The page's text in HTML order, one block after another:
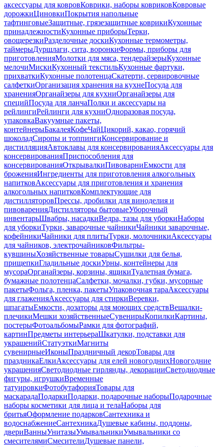
аксессуары для ковровКоврики, наборы ковриковКовровые
дорожкиЦиновкиПокрытия напольные
тафтинговыеЗащитные, грязезащитные коврикиКухонные
принадлежностиКухонные приборыТерки,
овощерезкиРазделочные доскиКухонные термометры,
таймерыДуршлаги, сита, воронкиФормы, приборы для
приготовленияМолотки для мяса, тендерайзерыКухонные
мелочиМискиКухонный текстильКухонные фартуки,
прихваткиКухонные полотенцаСкатерти, сервировочные
салфеткиОрганизация хранения на кухнеПосуда для
храненияОрганайзеры для кухниОрганайзеры для
специйПосуда для ланчаПолки и аксессуары на
рейлингиРейлинги для кухниОдноразовая посуда,
упаковкаВакуумные пакеты,
контейнерыБакалеяКофеЧайЦикорий, какао, горячий
шоколадСиропы и топпингиКонсервирование и
дистилляцияАвтоклавы для консервированияАксессуары для
консервированияПриспособления для
консервированияОткрывалкиПивоварниЕмкости для
броженияИнгредиенты для приготовления алкогольных
напитковАксессуары для приготовления и хранения
алкогольных напитковКомплектующие для
дистилляторовПрессы, дробилки для виноделия и
пивоваренияДистилляторы бытовыеУборочный
инвентарьШвабры, насадкиВедра, тазы для уборкиНаборы
для уборкиТурки, заварочные чайникиЧайники заварочные,
кофейникиЧайники для плитыТурки, молочникиАксессуары
для чайников, электрочайниковФильтры-
кувшиныХозяйственные товарыСушилки для белья,
прищепкиГладильные доскиУрны, контейнеры для
мусораОрганайзеры, корзины, ящикиТуалетная бумага,
бумажные полотенцаСалфетки, мочалки, губки, мусорные
пакетыФольга, пленка, пакетыУпаковочная тараАксессуары
для глаженияАксессуары для стиркиВеревки,
шпагатыЕмкости, дозаторы для моющих средствВешалки-
плечикиМешки хозяйственныеСувенирыКопилкиКартины,
постерыФотоальбомыРамки для фотографий,
картинПредметы интерьераШкатулки, подставки для
украшенийСтатуэткиМагниты
сувенирныеИконыПраздничный декорТовары для
праздникаЕлкиАксессуары для елей новогоднихНовогодние
украшенияСветодиодные гирлянды, декорацииСветодиодные
фигуры, игрушкиВременные
татуировкиФотобутафорияТовары для
маскарадаПодаркиПодарки, подарочные наборыПодарочные
наборы косметики для лица и телаНаборы для
бритьяОформление подарковСантехника и
водоснабжениеСантехникаДушевые кабины, поддоны,
двериВанныУнитазыУмывальникиУмывальники со
смесителямиСмесителиДушевые панели,